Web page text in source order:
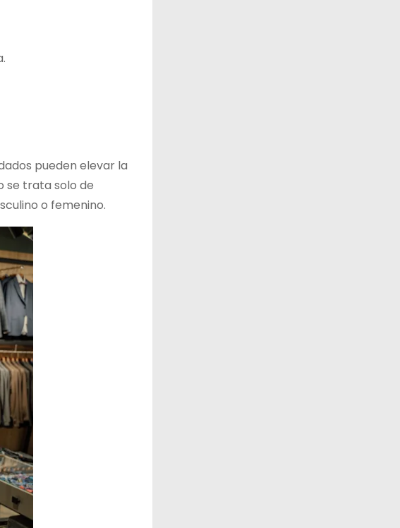
pueden elevar la
se trata solo de
o femenino.